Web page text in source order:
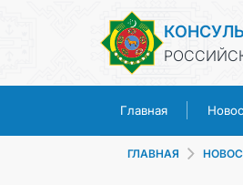
Главная
ГЛАВНАЯ